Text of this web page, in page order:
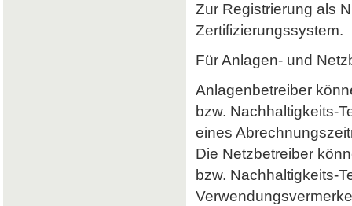
Zur Registrierung als
Zertifizierungssystem.
Für Anlagen- und
Anlagenbetreiber
bzw. Nachhaltigkeits-
eines
Die Netzbetreiber
bzw. Nachhaltigkeits-